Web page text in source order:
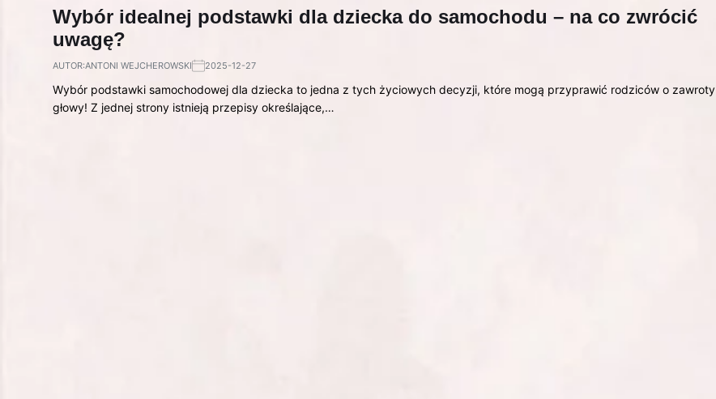
Wybór idealnej podstawki dla dziecka do samochodu – na co zwrócić
uwagę?
AUTOR:ANTONI WEJCHEROWSKI 2025-12-27
Wybór podstawki samochodowej dla dziecka to jedna z tych życiowych decyzji, które mogą przyprawić rodziców o zawroty
głowy! Z jednej strony istnieją przepisy określające,…